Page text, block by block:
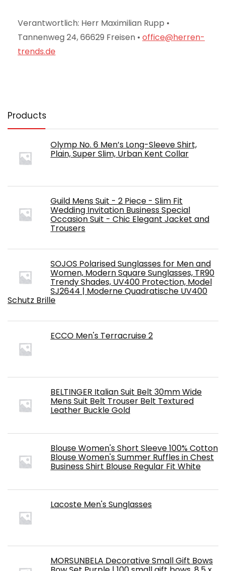
Verantwortlich: Herr Maximilian Rupp •
Tannenweg 24, 66629 Freisen • office@herren-
trends.de
Products
Olymp No. 6 Men’s Long-Sleeve Shirt,
Plain, Super Slim, Urban Kent Collar
Guild Mens Suit - 2 Piece - Slim Fit
Wedding Invitation Business Special
Occasion Suit - Chic Elegant Jacket and
Trousers
SOJOS Polarised Sunglasses for Men and
Women, Modern Square Sunglasses, TR90
Trendy Shades, UV400 Protection, Model
SJ2644 | Moderne Quadratische UV400
Schutz Brille
ECCO Men's Terracruise 2
BELTINGER Italian Suit Belt 30mm Wide
Mens Suit Belt Trouser Belt Textured
Leather Buckle Gold
Blouse Women's Short Sleeve 100% Cotton
Blouse Women's Summer Ruffles in Chest
Business Shirt Blouse Regular Fit White
Lacoste Men's Sunglasses
MORSUNBELA Decorative Small Gift Bows